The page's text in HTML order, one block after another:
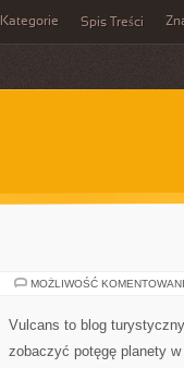
Kategorie Spis Treści
MOŻLIWOŚĆ
Vulcans to blog
zobaczyć potęgę planety